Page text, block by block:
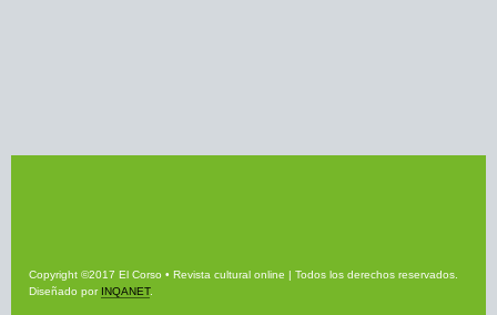
Copyright ©2017 El Corso • Revista cultural online | Todos los derechos reservados.
Diseñado por INQANET.